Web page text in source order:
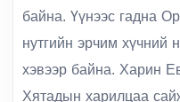
байна. Үүнээс гадна
нутгийн эрчим хүчний
хэвээр байна. Харин
Хятадын харилцаа